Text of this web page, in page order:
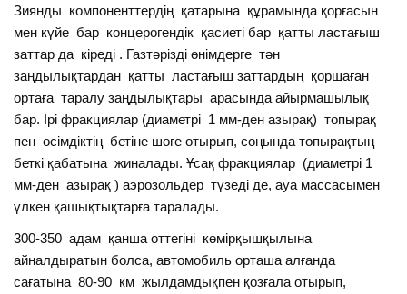
Зиянды компоненттердің қатарына құрамында қорғасын
мен күйе бар концерогендік қасиеті бар қатты ластағыш
заттар да кіреді . Газтәрізді өнімдерге тән
заңдылықтардан қатты ластағыш заттардың қоршаған
ортаға таралу заңдылықтары арасында айырмашылық
бар. Ірі фракциялар (диаметрі 1 мм-ден азырақ) топырақ
пен өсімдіктің бетіне шөге отырып, соңында топырақтың
беткі қабатына жиналады. Ұсақ фракциялар (диаметрі 1
мм-ден азырақ ) аэрозольдер түзеді де, ауа массасымен
үлкен қашықтықтарға таралады.
300-350 адам қанша оттегіні көмірқышқылына
айналдыратын болса, автомобиль орташа алғанда
сағатына 80-90 км жылдамдықпен қозғала отырып,